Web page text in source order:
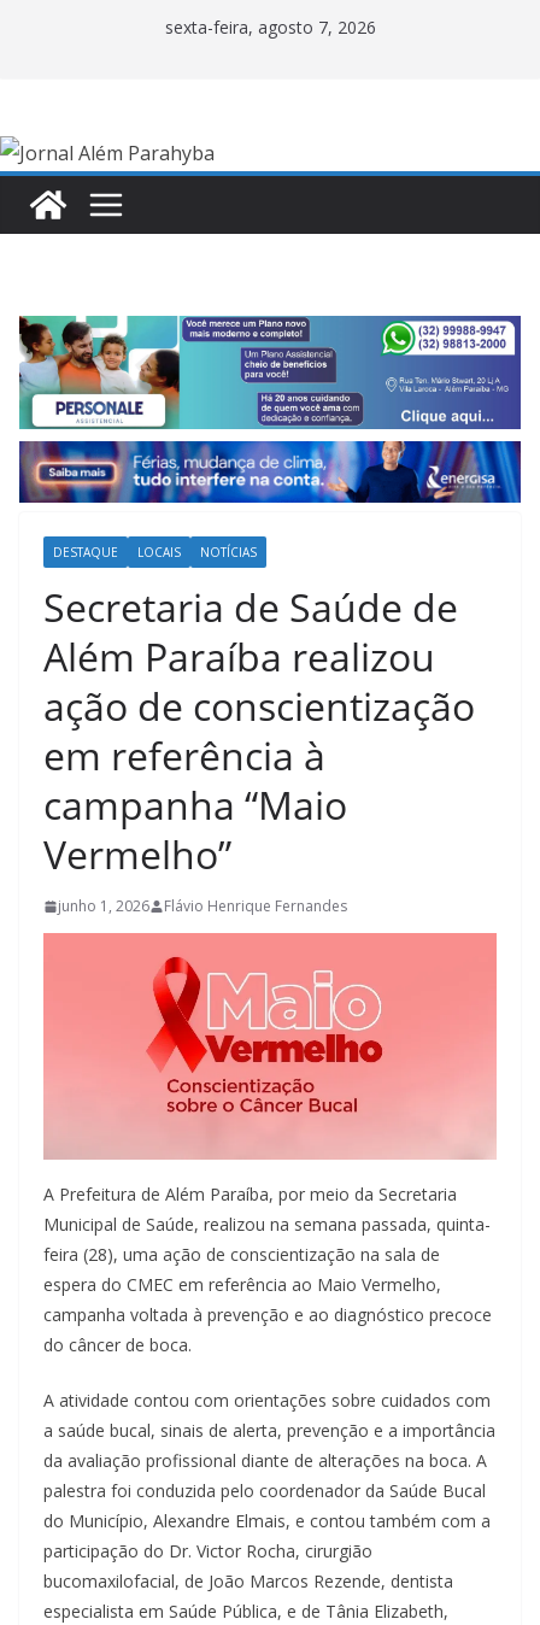
sexta-feira, agosto 7, 2026
DESTAQUE LOCAIS NOTÍCIAS
Secretaria de Saúde de
Além Paraíba realizou
ação de conscientização
em referência à
campanha “Maio
Vermelho”
junho 1, 2026 Flávio Henrique Fernandes
A Prefeitura de Além Paraíba, por meio da Secretaria
Municipal de Saúde, realizou na semana passada, quinta-
feira (28), uma ação de conscientização na sala de
espera do CMEC em referência ao Maio Vermelho,
campanha voltada à prevenção e ao diagnóstico precoce
do câncer de boca.
A atividade contou com orientações sobre cuidados com
a saúde bucal, sinais de alerta, prevenção e a importância
da avaliação profissional diante de alterações na boca. A
palestra foi conduzida pelo coordenador da Saúde Bucal
do Município, Alexandre Elmais, e contou também com a
participação do Dr. Victor Rocha, cirurgião
bucomaxilofacial, de João Marcos Rezende, dentista
especialista em Saúde Pública, e de Tânia Elizabeth,